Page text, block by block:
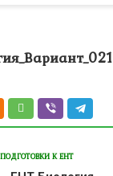
К ЕНТ